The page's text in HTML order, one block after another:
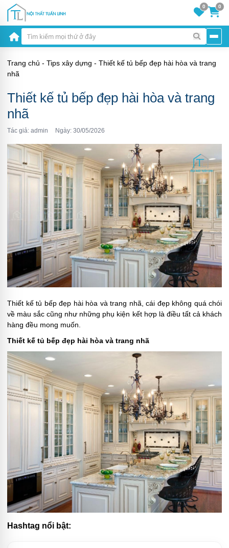
0 0
Trang chủ - Tips xây dựng - Thiết kế tủ bếp đẹp hài hòa và trang
nhã
Thiết kế tủ bếp đẹp hài hòa và trang
nhã
Tác giả: admin Ngày: 30/05/2026
Thiết kế tủ bếp đẹp hài hòa và trang nhã, cái đẹp không quá chói
về màu sắc cũng như những phụ kiện kết hợp là điều tất cả khách
hàng đều mong muốn.
Thiết kế tủ bếp đẹp hài hòa và trang nhã
Hashtag nổi bật: